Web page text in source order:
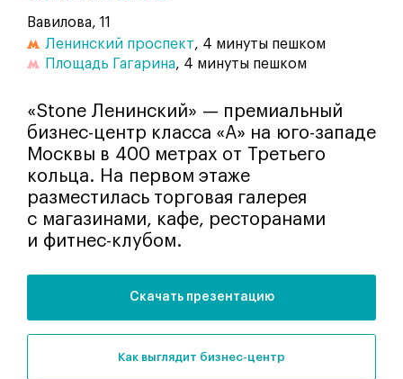
Вавилова, 11
Ленинский проспект, 4 минуты пешком
Площадь Гагарина, 4 минуты пешком
«Stone Ленинский» — премиальный
бизнес-центр класса «А» на юго-западе
Москвы в 400 метрах от Третьего
кольца. На первом этаже
разместилась торговая галерея
с магазинами, кафе, ресторанами
и фитнес-клубом.
Скачать презентацию
как выглядит бизнес-центр